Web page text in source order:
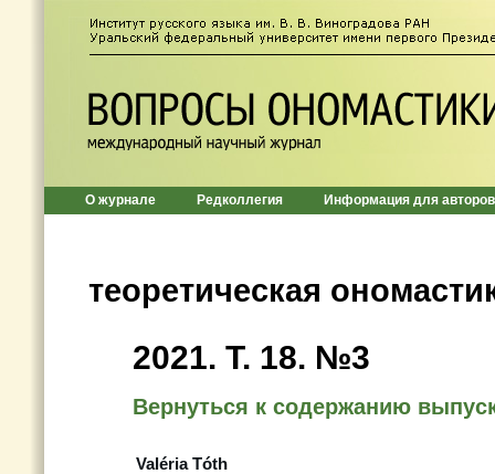
О журнале Редколлегия Информация для авторов
теоретическая
2021. Т. 18. №3
Вернуться к содержанию
Valéria Tóth